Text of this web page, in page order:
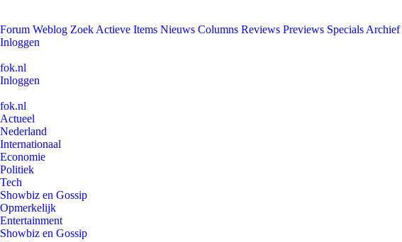
Forum Weblog Zoek Actieve Items Nieuws Columns Reviews Previews Specials Archief
Inloggen
fok.nl
Inloggen
fok.nl
Actueel
Nederland
Internationaal
Economie
Politiek
Tech
Showbiz en Gossip
Opmerkelijk
Entertainment
Showbiz en Gossip